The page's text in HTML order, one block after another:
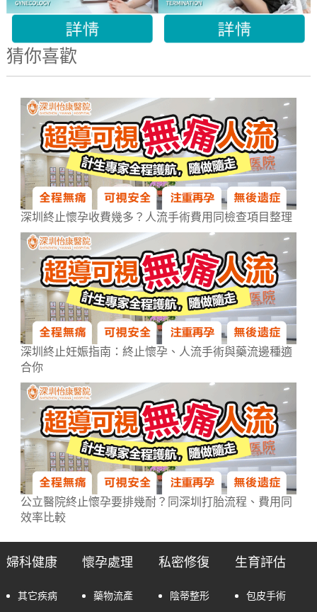
猜你喜歡
深圳終止懷孕收費幾多？人流手術費用同檢查項目整理
深圳終止妊娠指南：終止懷孕、人流手術與藥流邊種適
合你
公立醫院終止懷孕要排幾耐？同深圳打胎流程、費用同
效率比較
婦科健康
其它疾病
懷孕處理
藥物流產
私密修復
陰蒂整形
生育評估
包皮手術